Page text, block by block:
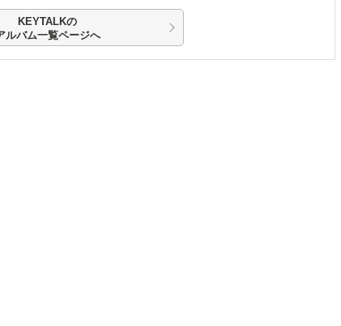
KEYTALKの
ルバム一覧ページへ